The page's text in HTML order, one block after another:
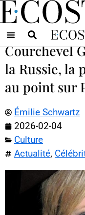
Courchevel
la Russie, la
au point sur
Émilie Schwartz
2026-02-04
Culture
Actualité,